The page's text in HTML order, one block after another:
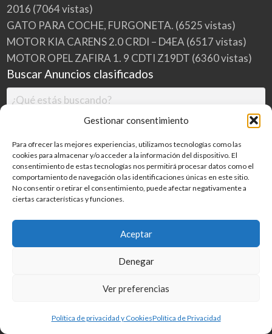
Gestionar consentimiento
Para ofrecer las mejores experiencias, utilizamos tecnologías como las
cookies para almacenar y/o acceder a la información del dispositivo. El
consentimiento de estas tecnologías nos permitirá procesar datos como el
comportamiento de navegación o las identificaciones únicas en este sitio.
No consentir o retirar el consentimiento, puede afectar negativamente a
ciertas características y funciones.
Aceptar
Denegar
Ver preferencias
Política de privacidad y CookiesPolítica de Privacidad
2016 (7064 vistas)
GATO PARA COCHE, FURGONETA. (6525 vistas)
MOTOR KIA CARENS 2.0 CRDI – D4EA (6517 vistas)
MOTOR OPEL ZAFIRA 1. 9 CDTI Z19DT (6360 vistas)
Buscar Anuncios clasificados